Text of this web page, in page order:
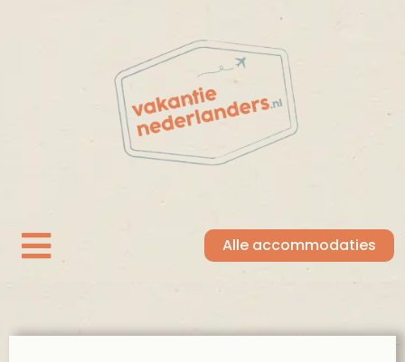
Alle accommodaties